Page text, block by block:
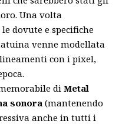
Una volta
dovute e specifiche
venne modellata
con i pixel,
di Metal
sonora (mantenendo
anche in tutti i